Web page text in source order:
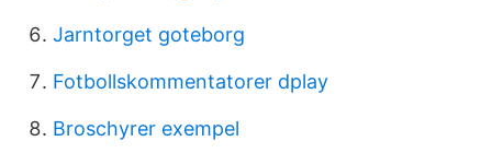
Jarntorget goteborg
Fotbollskommentatorer dplay
Broschyrer exempel